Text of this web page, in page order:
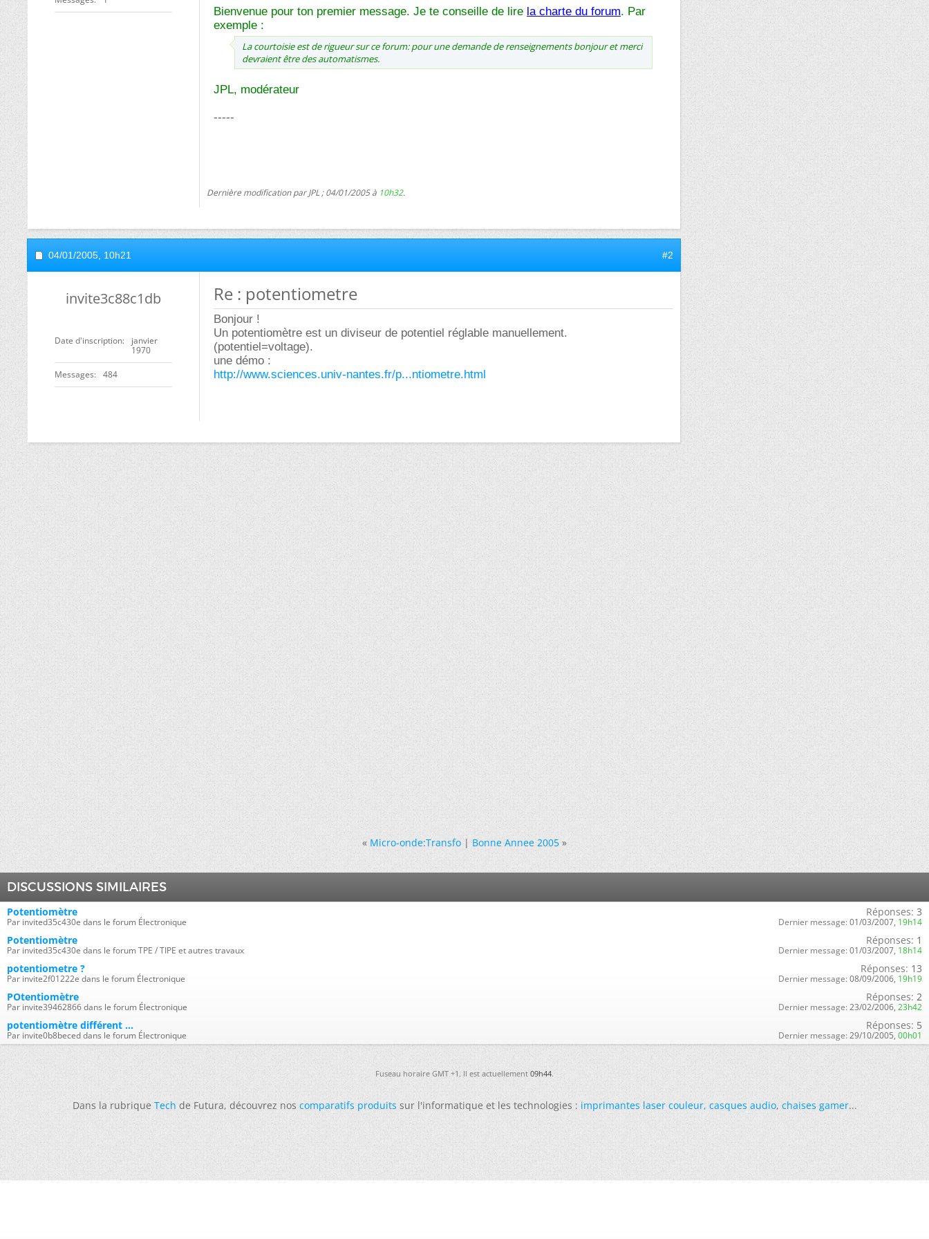
Bienvenue pour ton premier message. Je te conseille de lire la charte du forum. Par
exemple :
La courtoisie est de rigueur sur ce forum: pour une demande de renseignements bonjour et merci
devraient être des automatismes.
JPL, modérateur
-----
Dernière modification par JPL ; 04/01/2005 à 10h32.
04/01/2005, 10h21 #2
invite3c88c1db
Date d'inscription
janvier
1970
Messages 484
Re : potentiometre
Bonjour !
Un potentiomètre est un diviseur de potentiel réglable manuellement.
(potentiel=voltage).
une démo :
http://www.sciences.univ-nantes.fr/p...ntiometre.html
« Micro-onde:Transfo|Bonne Annee 2005 »
DISCUSSIONS SIMILAIRES
Potentiomètre
Par invited35c430e dans le forum Électronique
Réponses: 3
Dernier message: 01/03/2007, 19h14
Potentiomètre
Par invited35c430e dans le forum TPE / TIPE et autres travaux
Réponses: 1
Dernier message: 01/03/2007, 18h14
potentiometre ?
Par invite2f01222e dans le forum Électronique
Réponses: 13
Dernier message: 08/09/2006, 19h19
POtentiomètre
Par invite39462866 dans le forum Électronique
Réponses: 2
Dernier message: 23/02/2006, 23h42
potentiomètre différent ...
Par invite0b8beced dans le forum Électronique
Réponses: 5
Dernier message: 29/10/2005, 00h01
Fuseau horaire GMT +1. Il est actuellement09h44.
Dans la rubriqueTechde Futura, découvrez noscomparatifs produitssur l'informatique et les technologies :imprimantes laser couleur,casques audio,chaises gamer...